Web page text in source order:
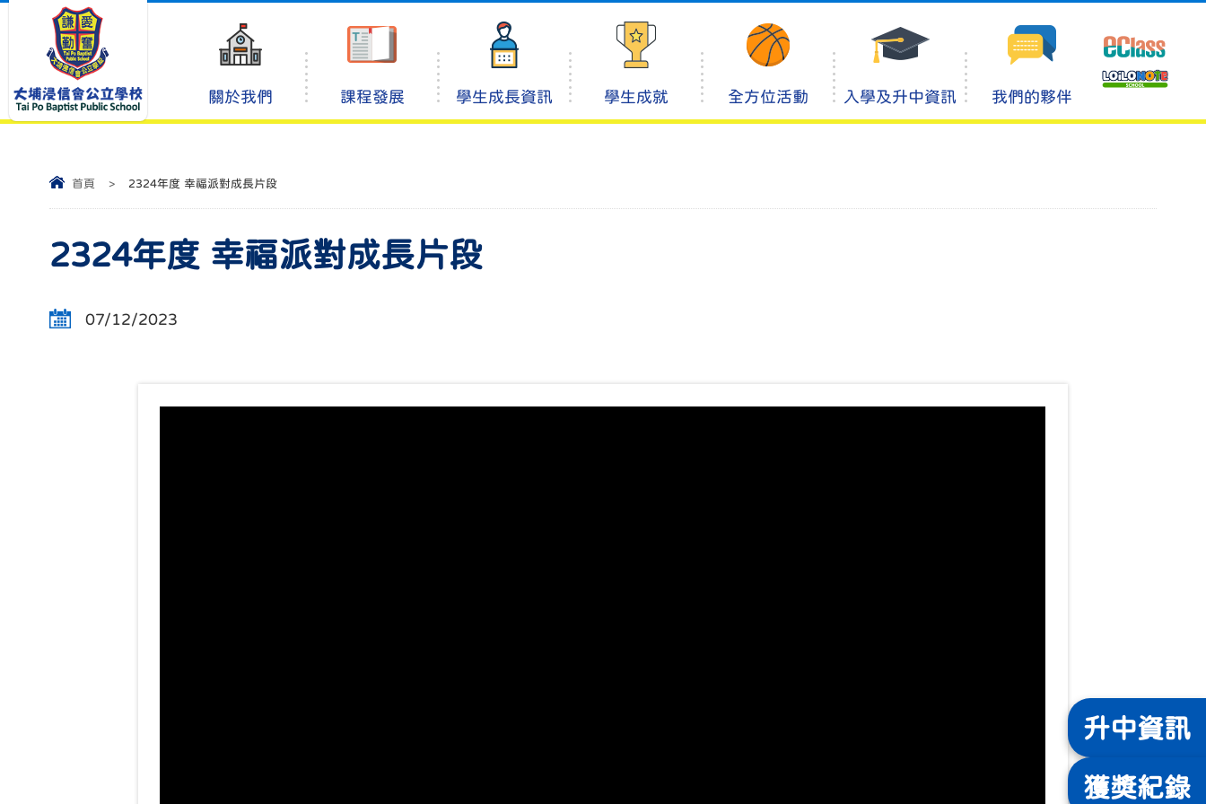
關於我們 課程發展 學生成長資訊 學生成就 全方位活動 入學及升中資訊 我們的夥伴
首頁 > 2324年度 幸福派對成長片段
2324年度 幸福派對成長片段
07/12/2023
升中資訊
獲獎紀錄